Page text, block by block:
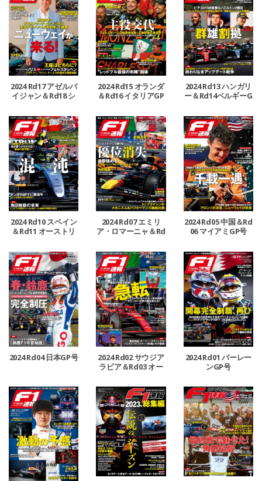
2024 Rd17 アゼルバ
イジャン＆Rd18 シ
2024 Rd15 オランダ
＆Rd16 イタリアGP
2024 Rd13 ハンガリ
ー＆Rd14ベルギーG
2024 Rd10 スペイン
＆Rd11 オーストリ
P号
2024 Rd07 エミリ
ア・ロマーニャ＆Rd
ナダGP号
2024 Rd05 中国＆Rd
06 マイアミGP号
2024 Rd04 日本GP号
2024 Rd02 サウジア
ラビア＆Rd03 オー
2024 Rd01 バーレー
ンGP号